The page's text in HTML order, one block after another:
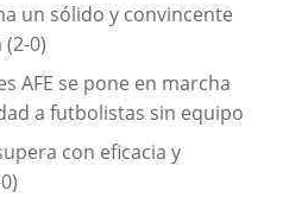
un sólido y convincente
0)
AFE se pone en marcha
a futbolistas sin equipo
con eficacia y